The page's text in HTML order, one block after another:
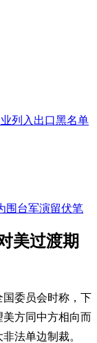
列入出口黑名单
围台军演留伏笔
美过渡期
委员会时称，下
方同中方相向而
法单边制裁。